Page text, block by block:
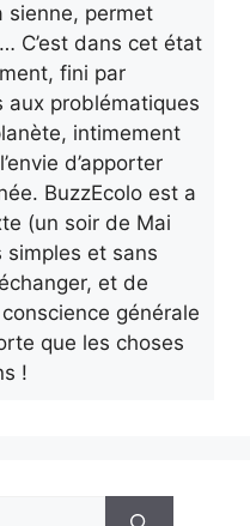
sienne, permet
C’est dans cet état
fini par
aux problématiques
intimement
d’apporter
BuzzEcolo est a
(un soir de Mai
et sans
et de
générale
que les choses
!